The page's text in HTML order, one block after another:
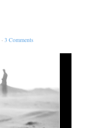
· 3 Comments